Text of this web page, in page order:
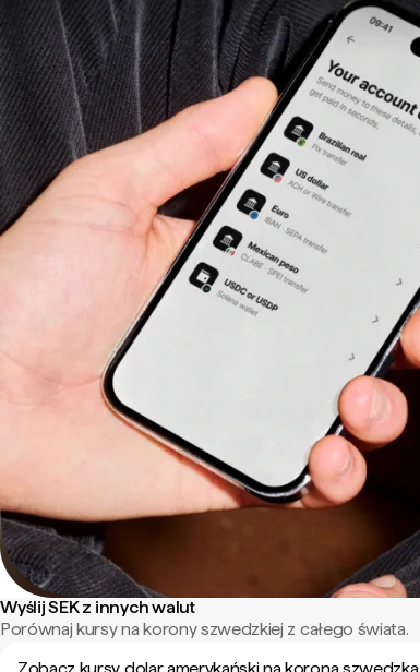
Wyślij SEK z innych walut
Porównaj kursy na korony szwedzkiej z całego świata.